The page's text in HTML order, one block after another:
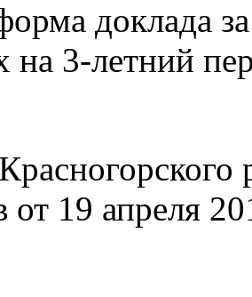
доклада
на 3-летний
от 19 апреля